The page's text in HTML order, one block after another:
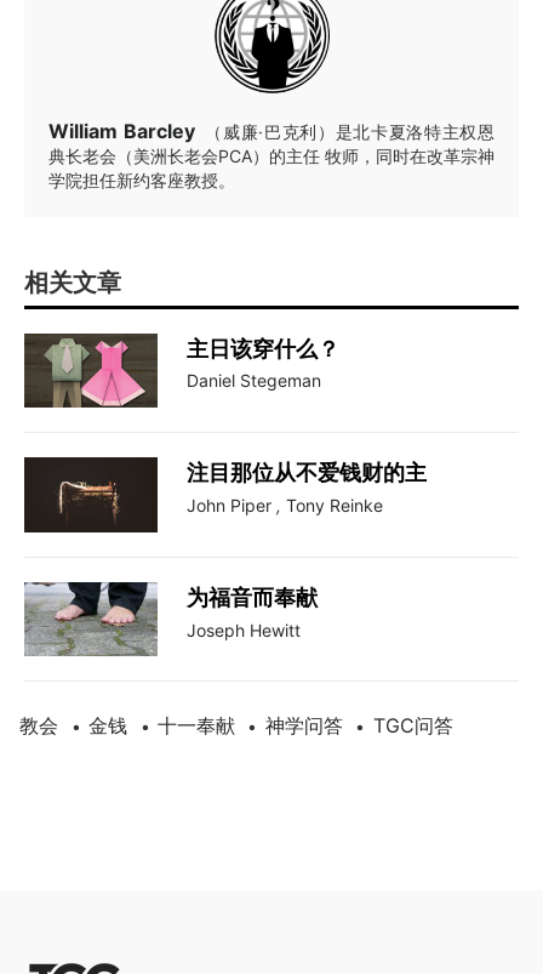
William Barcley
（威廉·巴克利）是北卡夏洛特主权恩
典长老会（美洲长老会PCA）的主任 牧师，同时在改革宗神
学院担任新约客座教授。
相关文章
主日该穿什么？
Daniel Stegeman
注目那位从不爱钱财的主
John Piper , Tony Reinke
为福音而奉献
Joseph Hewitt
教会 • 金钱 • 十一奉献 • 神学问答 • TGC问答